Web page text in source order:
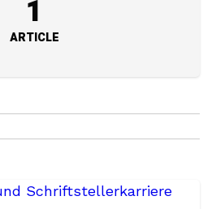
1
ARTICLE